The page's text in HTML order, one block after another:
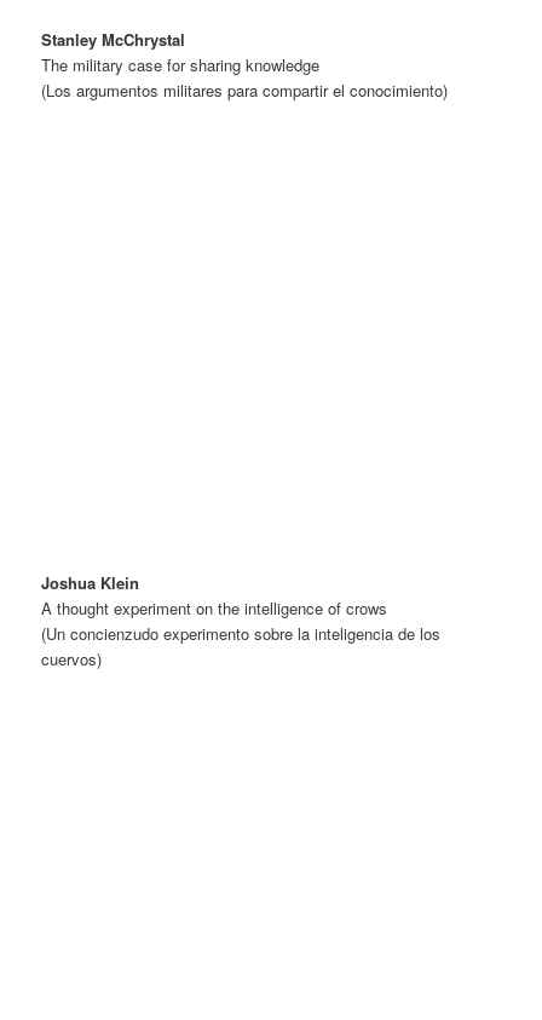
Stanley McChrystal
The military case for sharing knowledge
(Los argumentos militares para compartir el conocimiento)
Joshua Klein
A thought experiment on the intelligence of crows
(Un concienzudo experimento sobre la inteligencia de los
cuervos)